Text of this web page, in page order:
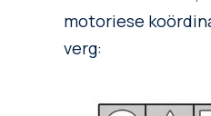
motoriese
verg: